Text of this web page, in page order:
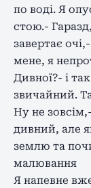
по воді. Я
стою.-
завертає
мене, я
Дивної?- і
звичайний.
Ну не
дивний, але
землю та
малювання
Я напевне